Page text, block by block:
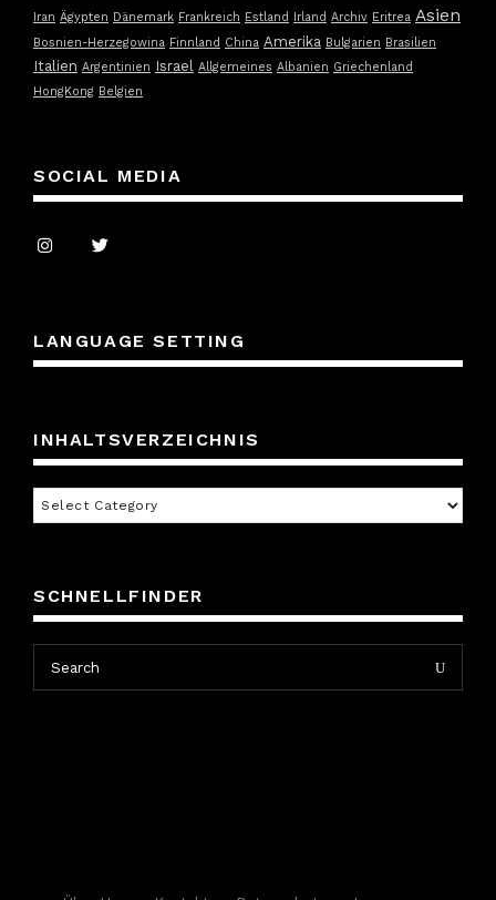
Iran Ägypten Dänemark Frankreich Estland Irland Archiv Eritrea Asien
Bosnien-Herzegowina Finnland China Amerika Bulgarien Brasilien
Italien Argentinien Israel Allgemeines Albanien Griechenland
HongKong Belgien
SOCIAL MEDIA
LANGUAGE SETTING
INHALTSVERZEICHNIS
Inhaltsverzeichnis
SCHNELLFINDER
Search